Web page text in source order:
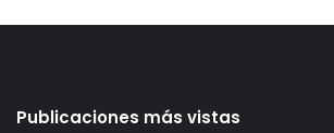
Publicaciones más vistas